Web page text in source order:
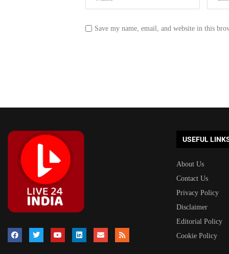
Save my name, email, and website in this
USEFUL
About Us
Contact Us
Privacy Policy
Disclaimer
Editorial Policy
Cookie Policy